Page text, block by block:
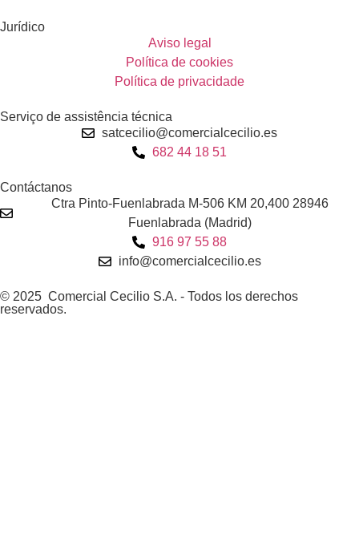
Jurídico
Aviso legal
Política de cookies
Política de privacidade
Serviço de assistência técnica
satcecilio@comercialcecilio.es
682 44 18 51
Contáctanos
Ctra Pinto-Fuenlabrada M-506 KM 20,400 28946
Fuenlabrada (Madrid)
916 97 55 88
info@comercialcecilio.es
© 2025 Comercial Cecilio S.A. - Todos los derechos
reservados.